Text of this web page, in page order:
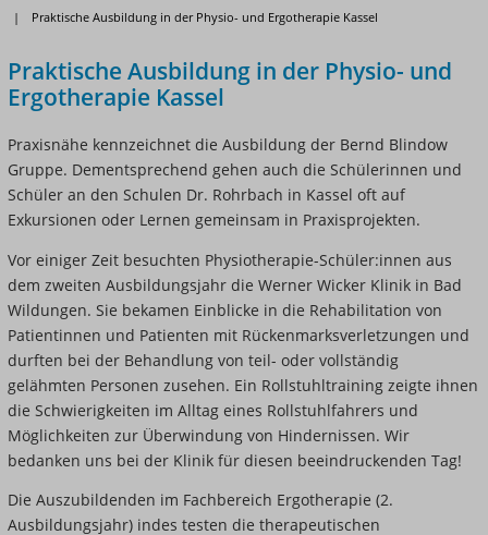
Praktische Ausbildung in der Physio- und Ergotherapie Kassel
Praktische Ausbildung in der Physio- und
Ergotherapie Kassel
Praxisnähe kennzeichnet die Ausbildung der Bernd Blindow
Gruppe. Dementsprechend gehen auch die Schülerinnen und
Schüler an den Schulen Dr. Rohrbach in Kassel oft auf
Exkursionen oder Lernen gemeinsam in Praxisprojekten.
Vor einiger Zeit besuchten Physiotherapie-Schüler:innen aus
dem zweiten Ausbildungsjahr die Werner Wicker Klinik in Bad
Wildungen. Sie bekamen Einblicke in die Rehabilitation von
Patientinnen und Patienten mit Rückenmarksverletzungen und
durften bei der Behandlung von teil- oder vollständig
gelähmten Personen zusehen. Ein Rollstuhltraining zeigte ihnen
die Schwierigkeiten im Alltag eines Rollstuhlfahrers und
Möglichkeiten zur Überwindung von Hindernissen. Wir
bedanken uns bei der Klinik für diesen beeindruckenden Tag!
Die Auszubildenden im Fachbereich Ergotherapie (2.
Ausbildungsjahr) indes testen die therapeutischen